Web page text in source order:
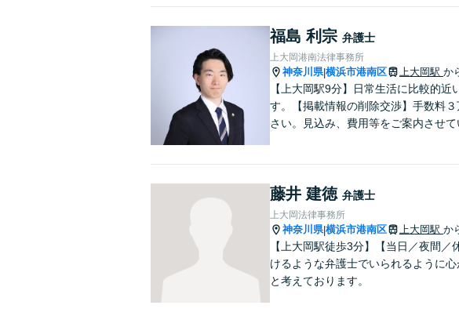
福島 利宗 弁護士
上大岡港南法律事務所
神奈川県|横浜市港南区 上大岡駅 か
【上大岡駅9分】日常生活に比較的
す。【掲載情報の削除交渉】手数料
さい。見込み、費用等をご案内させて
藤井 建徳 弁護士
上大岡法律事務所
神奈川県|横浜市港南区 上大岡駅 か
【上大岡駅徒歩3分】【当日／夜間
けるような弁護士でいられるように
と考えております。